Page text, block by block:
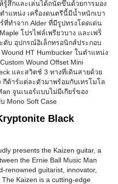
รู้สึกและเล่นได้ถนัดขึ้นด้วยการมอง
ำแหน่ง เครื่องดนตรีนี้มีน้ำหนักเบา
ที่ทำจาก Alder ที่มีรูปทรงโดดเด่น
โปรไฟล์เพรียวบาง และเฟร็
ดับ อุปกรณ์อิเล็กทรอนิกส์ประกอบ
HT Humbucker ในตำแหน่ง
Wound Offset Mini
และสวิตช์ 3 ทางที่เดินสายด้วย
กีต้าร์แต่ละตัวมาพร้อมกับเทรโมโล
จูนเนอร์แบบไม่มีเกียร์ของ
Mono Soft Case
Black
presents the Kaizen guitar, a
the Ernie Ball Music Man
renowned guitarist, innovator,
Kaizen is a cutting-edge